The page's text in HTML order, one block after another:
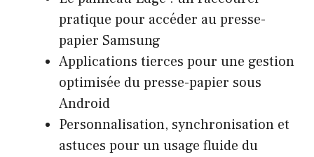
pratique pour accéder au presse-
papier Samsung
Applications tierces pour une gestion
optimisée du presse-papier sous
Android
Personnalisation, synchronisation et
astuces pour un usage fluide du